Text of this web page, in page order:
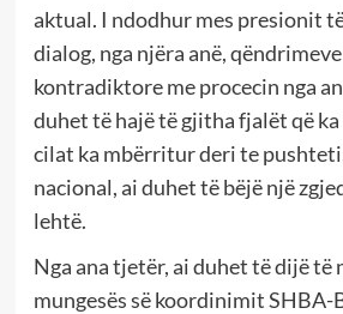
aktual. I ndodhur mes presionit
dialog, nga njëra anë,
kontradiktore me procecin nga
duhet të hajë të gjitha fjalët që
cilat ka mbërritur deri te
nacional, ai duhet të bëjë një
lehtë.
Nga ana tjetër, ai duhet të dijë të
mungesës së koordinimit